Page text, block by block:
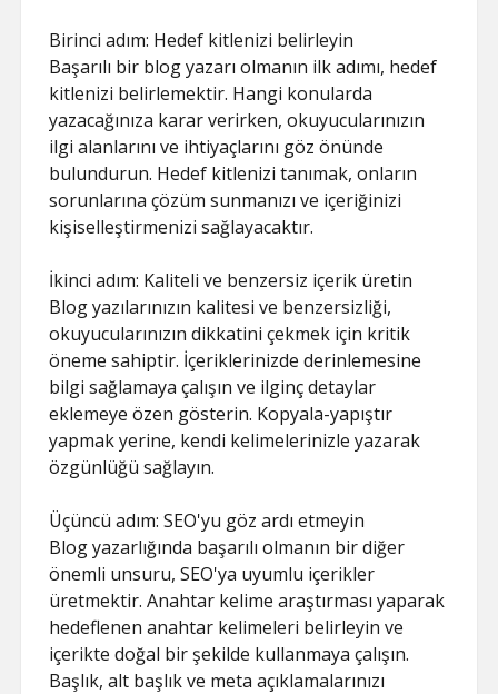
Birinci adım: Hedef kitlenizi belirleyin
Başarılı bir blog yazarı olmanın ilk adımı, hedef
kitlenizi belirlemektir. Hangi konularda
yazacağınıza karar verirken, okuyucularınızın
ilgi alanlarını ve ihtiyaçlarını göz önünde
bulundurun. Hedef kitlenizi tanımak, onların
sorunlarına çözüm sunmanızı ve içeriğinizi
kişiselleştirmenizi sağlayacaktır.
İkinci adım: Kaliteli ve benzersiz içerik üretin
Blog yazılarınızın kalitesi ve benzersizliği,
okuyucularınızın dikkatini çekmek için kritik
öneme sahiptir. İçeriklerinizde derinlemesine
bilgi sağlamaya çalışın ve ilginç detaylar
eklemeye özen gösterin. Kopyala-yapıştır
yapmak yerine, kendi kelimelerinizle yazarak
özgünlüğü sağlayın.
Üçüncü adım: SEO'yu göz ardı etmeyin
Blog yazarlığında başarılı olmanın bir diğer
önemli unsuru, SEO'ya uyumlu içerikler
üretmektir. Anahtar kelime araştırması yaparak
hedeflenen anahtar kelimeleri belirleyin ve
içerikte doğal bir şekilde kullanmaya çalışın.
Başlık, alt başlık ve meta açıklamalarınızı